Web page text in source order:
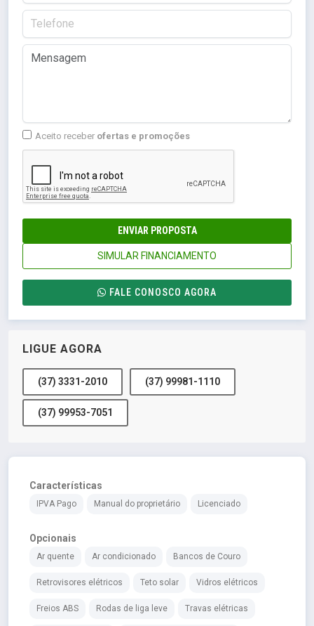
Aceito receber ofertas e promoções
ENVIAR PROPOSTA
SIMULAR FINANCIAMENTO
FALE CONOSCO AGORA
LIGUE AGORA
(37) 3331-2010 (37) 99981-1110
(37) 99953-7051
Características
IPVA Pago Manual do proprietário Licenciado
Opcionais
Ar quente Ar condicionado Bancos de Couro
Retrovisores elétricos Teto solar Vidros elétricos
Freios ABS Rodas de liga leve Travas elétricas